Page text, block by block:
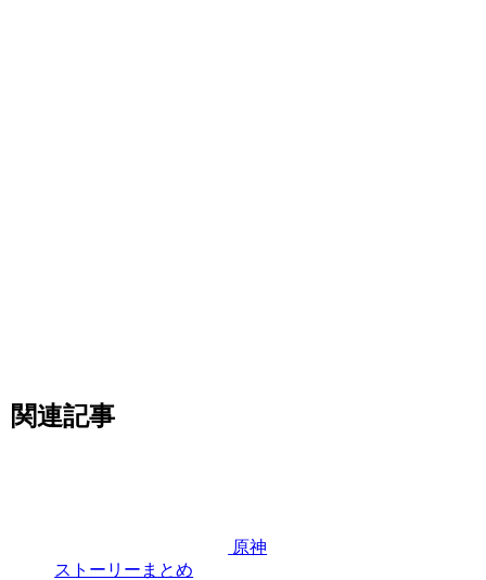
関連記事
原神
ストーリーまとめ